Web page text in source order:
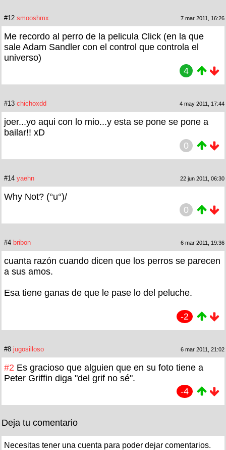
#12 smooshmx 7 mar 2011, 16:26
Me recordo al perro de la pelicula Click (en la que
sale Adam Sandler con el control que controla el
universo)
4
#13 chichoxdd 4 may 2011, 17:44
joer...yo aqui con lo mio...y esta se pone se pone a
bailar!! xD
0
#14 yaehn 22 jun 2011, 06:30
Why Not? (°u°)/
0
#4 bribon 6 mar 2011, 19:36
cuanta razón cuando dicen que los perros se parecen
a sus amos.
Esa tiene ganas de que le pase lo del peluche.
-2
#8 jugosilloso 6 mar 2011, 21:02
#2 Es gracioso que alguien que en su foto tiene a
Peter Griffin diga "del grif no sé".
-4
Deja tu comentario
Necesitas tener una cuenta para poder dejar comentarios.